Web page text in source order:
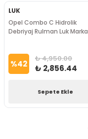
LUK
Opel Combo C Hidrolik
Debriyaj Rulman Luk Marka
%42 ₺ 4,950.00
₺ 2,856.44
Sepete Ekle